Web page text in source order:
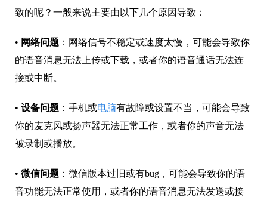
致的呢？一般来说主要由以下几个原因导致：
• 网络问题 ：网络信号不稳定或速度太慢，可能会导致你
的语音消息无法上传或下载，或者你的语音通话无法连
接或中断。
• 设备问题 ：手机或电脑有故障或设置不当，可能会导致
你的麦克风或扬声器无法正常工作，或者你的声音无法
被录制或播放。
• 微信问题 ：微信版本过旧或有bug，可能会导致你的语
音功能无法正常使用，或者你的语音消息无法发送或接